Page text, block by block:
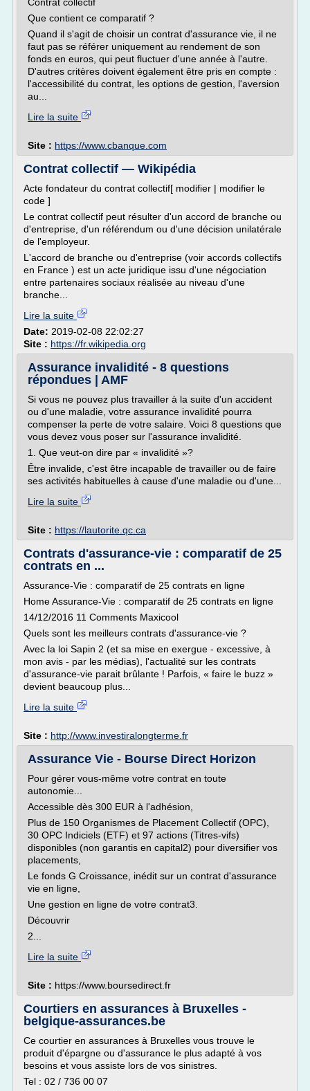
Que contient ce comparatif ?
Quand il s'agit de choisir un contrat d'assurance vie, il ne
faut pas se référer uniquement au rendement de son
fonds en euros, qui peut fluctuer d'une année à l'autre.
D'autres critères doivent également être pris en compte :
l'accessibilité du contrat, les options de gestion, l'aversion
au...
Lire la suite
Site : https://www.cbanque.com
Contrat collectif — Wikipédia
Acte fondateur du contrat collectif[ modifier | modifier le
code ]
Le contrat collectif peut résulter d'un accord de branche ou
d'entreprise, d'un référendum ou d'une décision unilatérale
de l'employeur.
L'accord de branche ou d'entreprise (voir accords collectifs
en France ) est un acte juridique issu d'une négociation
entre partenaires sociaux réalisée au niveau d'une
branche...
Lire la suite
Date: 2019-02-08 22:02:27
Site : https://fr.wikipedia.org
Assurance invalidité - 8 questions
répondues | AMF
Si vous ne pouvez plus travailler à la suite d'un accident
ou d'une maladie, votre assurance invalidité pourra
compenser la perte de votre salaire. Voici 8 questions que
vous devez vous poser sur l'assurance invalidité.
1. Que veut-on dire par « invalidité »?
Être invalide, c'est être incapable de travailler ou de faire
ses activités habituelles à cause d'une maladie ou d'une...
Lire la suite
Site : https://lautorite.qc.ca
Contrats d'assurance-vie : comparatif de 25
contrats en ...
Assurance-Vie : comparatif de 25 contrats en ligne
Home Assurance-Vie : comparatif de 25 contrats en ligne
14/12/2016 11 Comments Maxicool
Quels sont les meilleurs contrats d'assurance-vie ?
Avec la loi Sapin 2 (et sa mise en exergue - excessive, à
mon avis - par les médias), l'actualité sur les contrats
d'assurance-vie parait brûlante ! Parfois, « faire le buzz »
devient beaucoup plus...
Lire la suite
Site : http://www.investiralongterme.fr
Assurance Vie - Bourse Direct Horizon
Pour gérer vous-même votre contrat en toute
autonomie...
Accessible dès 300 EUR à l'adhésion,
Plus de 150 Organismes de Placement Collectif (OPC),
30 OPC Indiciels (ETF) et 97 actions (Titres-vifs)
disponibles (non garantis en capital2) pour diversifier vos
placements,
Le fonds G Croissance, inédit sur un contrat d'assurance
vie en ligne,
Une gestion en ligne de votre contrat3.
Découvrir
2...
Lire la suite
Site : https://www.boursedirect.fr
Courtiers en assurances à Bruxelles -
belgique-assurances.be
Ce courtier en assurances à Bruxelles vous trouve le
produit d'épargne ou d'assurance le plus adapté à vos
besoins et vous assiste lors de vos sinistres.
Tel : 02 / 736 00 07